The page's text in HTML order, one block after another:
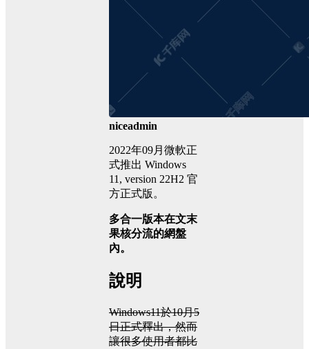
niceadmin
2022年09月微軟正
式推出 Windows
11, version 22H2 官
方正式版。
多合一版本在文末
果核分流的網盤
內。
說明
Windows11於10月5
日正式釋出，然而
讓很多使用者都比